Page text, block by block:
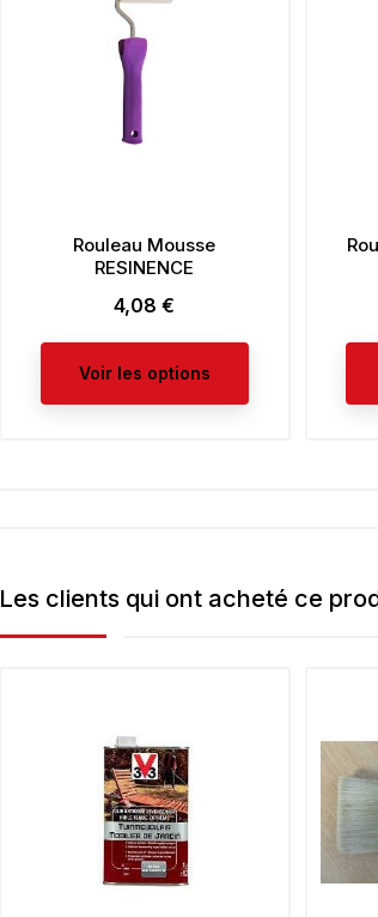
Rouleau Mousse
RESINENCE
Prix
4,08 €
Voir les options
Les clients qui ont acheté ce